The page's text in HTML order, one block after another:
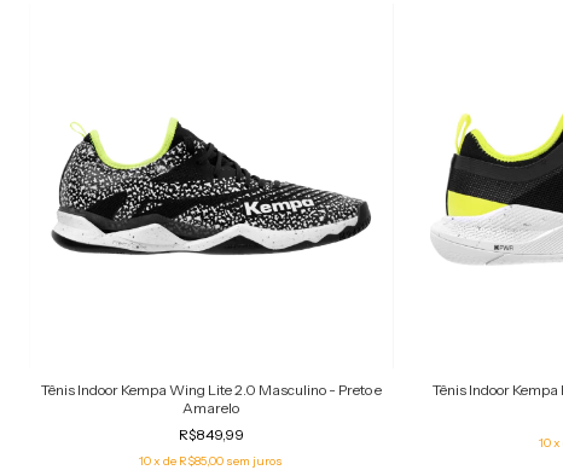
Tênis Indoor Kempa Wing Lite 2.0 Masculino - Preto e
Amarelo
R$849,99
10x de R$85,00 sem juros
Tênis Indoor
10x